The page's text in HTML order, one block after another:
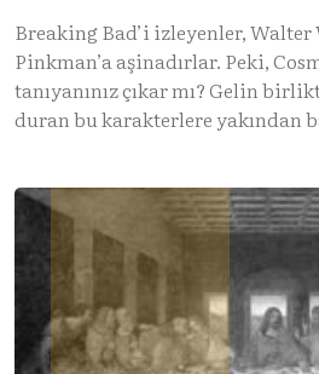
Breaking Bad’i izleyenler, Walter
Pinkman’a aşinadırlar. Peki,
tanıyanınız çıkar mı? Gelin
duran bu karakterlere yakından